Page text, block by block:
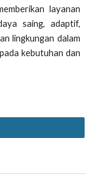
layanan
saing, adaptif,
lingkungan dalam
kebutuhan dan